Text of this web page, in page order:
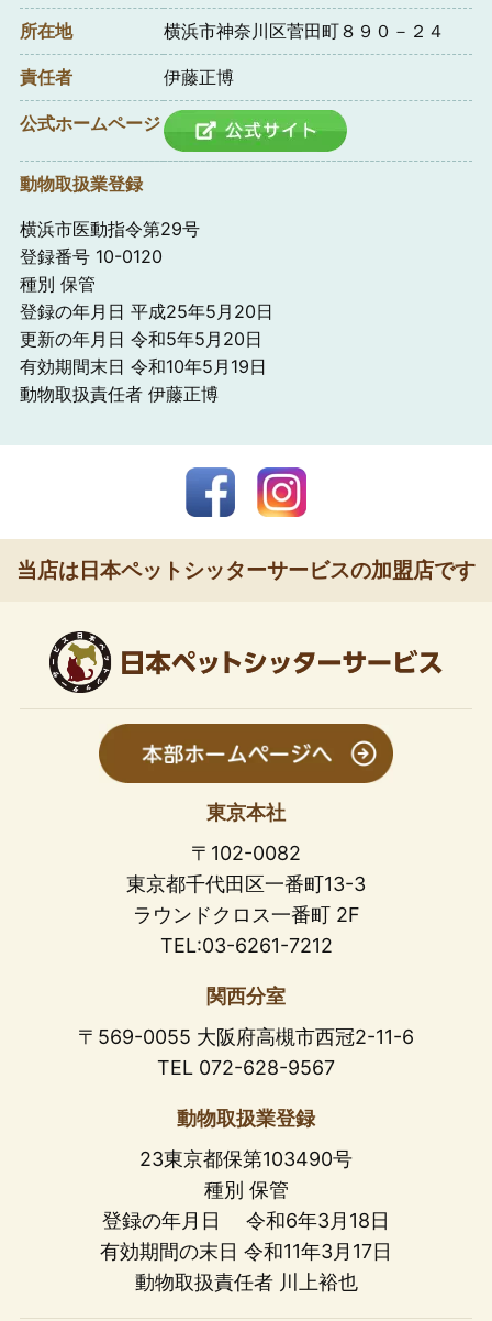
所在地 横浜市神奈川区菅田町８９０－２４
責任者 伊藤正博
公式ホームページ
動物取扱業登録
横浜市医動指令第29号
登録番号 10-0120
種別 保管
登録の年月日 平成25年5月20日
更新の年月日 令和5年5月20日
有効期間末日 令和10年5月19日
動物取扱責任者 伊藤正博
当店は日本ペットシッターサービスの加盟店です
東京本社
〒102-0082
東京都千代田区一番町13-3
ラウンドクロス一番町 2F
TEL:03-6261-7212
関西分室
〒569-0055 大阪府高槻市西冠2-11-6
TEL 072-628-9567
動物取扱業登録
23東京都保第103490号
種別 保管
登録の年月日 令和6年3月18日
有効期間の末日 令和11年3月17日
動物取扱責任者 川上裕也